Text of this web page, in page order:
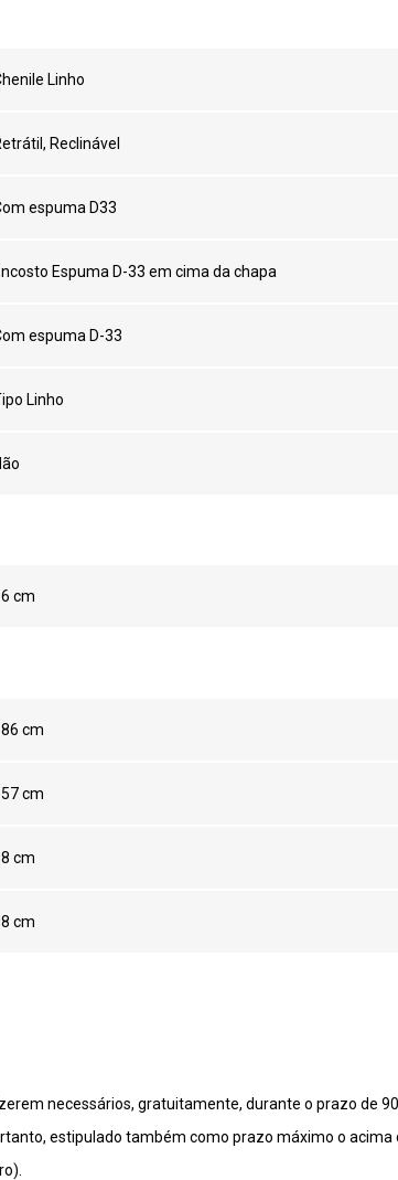
Linho
Reclinável
espuma D33
Espuma D-33 em cima da chapa
espuma D-33
Linho
cm
cm
cm
cm
cm
necessários, gratuitamente, durante o prazo de
estipulado também como prazo máximo o acima